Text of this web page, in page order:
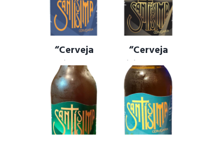
– Pilsen
CERVEJA COBIÇADA
CERVEJA JOICE IPA,
CERVEJA SANTISSIMA
NEW ENGLAND IPA
“Cerveja
Traidora” –
Pale Ale
CERVEJA ARTESANAL
CERVEJA SANTÍSSIMA
CERVEJA TRAIDORA
CERVEJA TRAIDORA PALE
ALE,PALE ALE
“Cerveja
Feitiço” – DRY
STOUT
CERVEJA FEITÍÇO,DRY
STOUT,IRISH DRY STOUR
SANTÍSSIMA,STOUT